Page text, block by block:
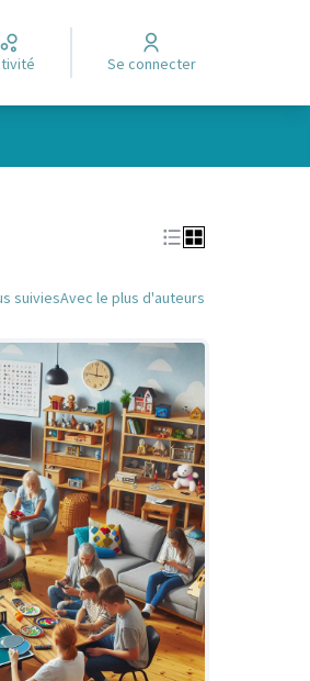
Se connecter
suiviesAvec le plus d'auteurs